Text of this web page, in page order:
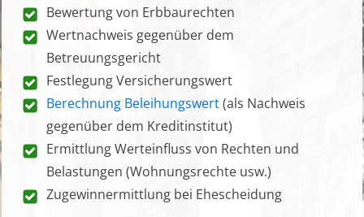
Bewertung von Erbbaurechten
Wertnachweis gegenüber dem
Betreuungsgericht
Festlegung Versicherungswert
Berechnung Beleihungswert(als Nachweis
gegenüber dem Kreditinstitut)
Ermittlung Werteinfluss von Rechten und
Belastungen (Wohnungsrechte usw.)
Zugewinnermittlung bei Ehescheidung